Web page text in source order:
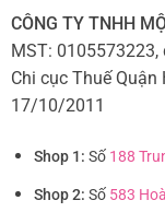
CÔNG TY TNHH
MST:
Chi cục Thuế
17/10/2011
Shop 1: Số 188
Shop 2: Số 583